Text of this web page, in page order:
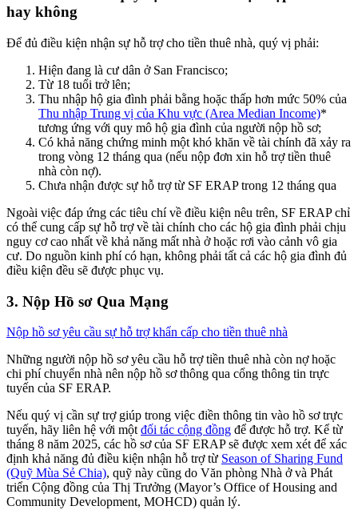
hay không
Để đủ điều kiện nhận sự hỗ trợ cho tiền thuê nhà, quý vị phải:
Hiện đang là cư dân ở San Francisco;
Từ 18 tuổi trở lên;
Thu nhập hộ gia đình phải bằng hoặc thấp hơn mức 50% của
Thu nhập Trung vị của Khu vực (Area Median Income)*
tương ứng với quy mô hộ gia đình của người nộp hồ sơ;
Có khả năng chứng minh một khó khăn về tài chính đã xảy ra
trong vòng 12 tháng qua (nếu nộp đơn xin hỗ trợ tiền thuê
nhà còn nợ).
Chưa nhận được sự hỗ trợ từ SF ERAP trong 12 tháng qua
Ngoài việc đáp ứng các tiêu chí về điều kiện nêu trên, SF ERAP chỉ
có thể cung cấp sự hỗ trợ về tài chính cho các hộ gia đình phải chịu
nguy cơ cao nhất về khả năng mất nhà ở hoặc rơi vào cảnh vô gia
cư. Do nguồn kinh phí có hạn, không phải tất cả các hộ gia đình đủ
điều kiện đều sẽ được phục vụ.
3. Nộp Hồ sơ Qua Mạng
Nộp hồ sơ yêu cầu sự hỗ trợ khẩn cấp cho tiền thuê nhà
Những người nộp hồ sơ yêu cầu hỗ trợ tiền thuê nhà còn nợ hoặc
chi phí chuyển nhà nên nộp hồ sơ thông qua cổng thông tin trực
tuyến của SF ERAP.
Nếu quý vị cần sự trợ giúp trong việc điền thông tin vào hồ sơ trực
tuyến, hãy liên hệ với một đối tác cộng đồng để được hỗ trợ. Kể từ
tháng 8 năm 2025, các hồ sơ của SF ERAP sẽ được xem xét để xác
định khả năng đủ điều kiện nhận hỗ trợ từ Season of Sharing Fund
(Quỹ Mùa Sẻ Chia), quỹ này cũng do Văn phòng Nhà ở và Phát
triển Cộng đồng của Thị Trưởng (Mayor’s Office of Housing and
Community Development, MOHCD) quản lý.